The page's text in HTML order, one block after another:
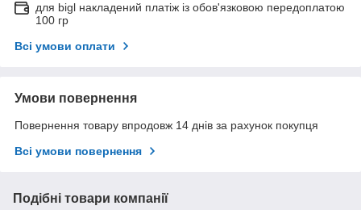
для bigl накладений платіж із обов'язковою передоплатою
100 гр
Всі умови оплати
Умови повернення
Повернення товару впродовж 14 днів за рахунок покупця
Всі умови повернення
Подібні товари компанії